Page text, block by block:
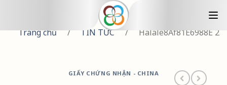
Trang chủ / TIN TỨC / Halale8Af81E6988E 2
GIẤY CHỨNG NHẬN - CHINA